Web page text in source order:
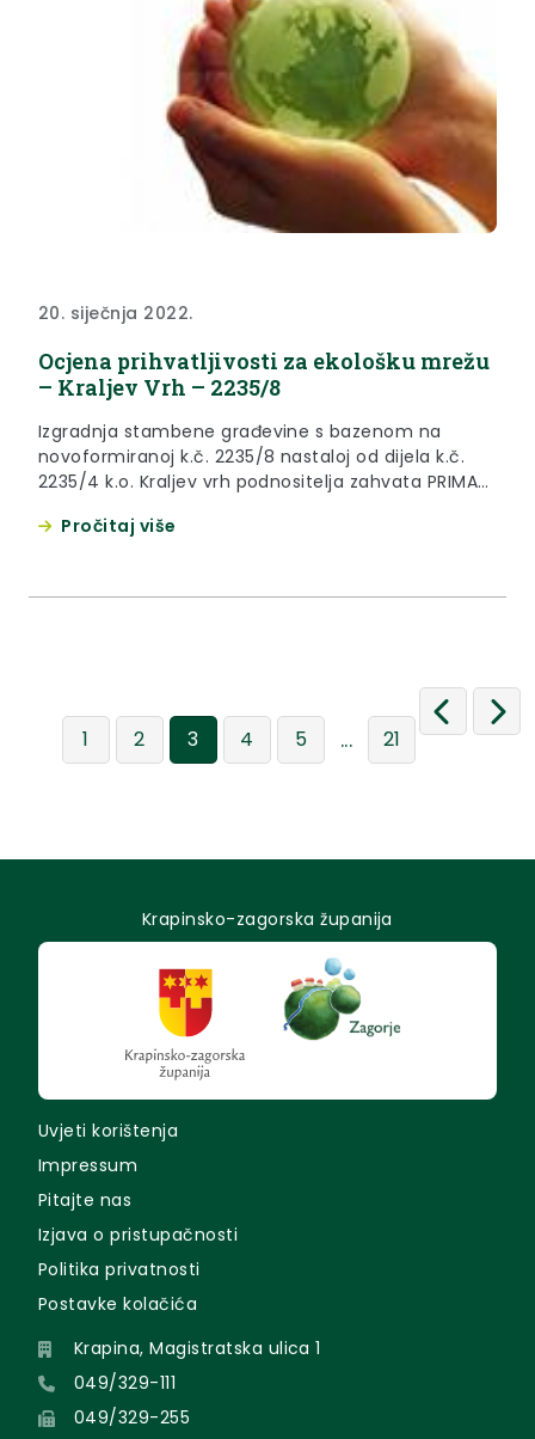
20. siječnja 2022.
Ocjena prihvatljivosti za ekološku mrežu
– Kraljev Vrh – 2235/8
Izgradnja stambene građevine s bazenom na
novoformiranoj k.č. 2235/8 nastaloj od dijela k.č.
2235/4 k.o. Kraljev vrh podnositelja zahvata PRIMAT
OIB: 75372717682 prihvatljiv je za ekološku mrežu.
Pročitaj više
1 2 3 4 5 ... 21
Krapinsko-zagorska županija
Uvjeti korištenja
Impressum
Pitajte nas
Izjava o pristupačnosti
Politika privatnosti
Postavke kolačića
Krapina, Magistratska ulica 1
049/329-111
049/329-255